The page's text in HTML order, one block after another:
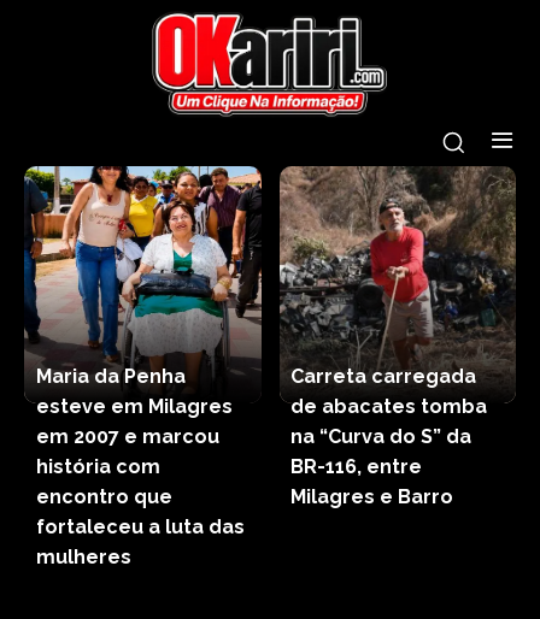
Maria da Penha
esteve em Milagres
em 2007 e marcou
história com
encontro que
fortaleceu a luta das
mulheres
Carreta carregada
de abacates tomba
na “Curva do S” da
BR-116, entre
Milagres e Barro